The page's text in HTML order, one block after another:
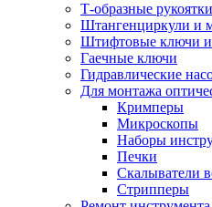
Т-образные рукоятки
Штангенциркули и
Штифтовые ключи и
Гаечные ключи
Гидравлические
Для монтажа
Кримперы
Микроскопы
Наборы
Печки
Скалыватели
Стрипперы